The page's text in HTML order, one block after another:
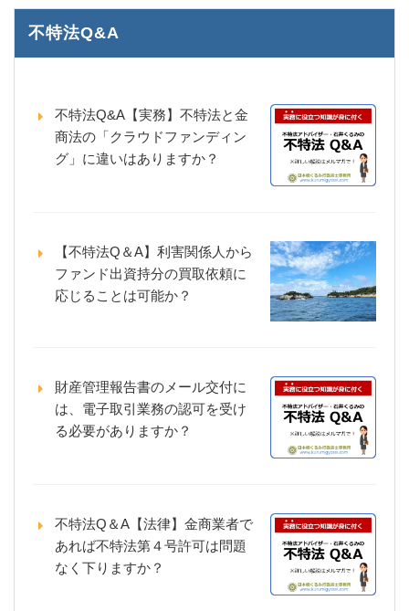
不特法Q&A
不特法Q&A【実務】不特法と金
商法の「クラウドファンディン
グ」に違いはありますか？
【不特法Q＆A】利害関係人から
ファンド出資持分の買取依頼に
応じることは可能か？
財産管理報告書のメール交付に
は、電子取引業務の認可を受け
る必要がありますか？
不特法Q＆A【法律】金商業者で
あれば不特法第４号許可は問題
なく下りますか？